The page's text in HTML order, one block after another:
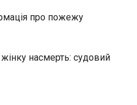
про пожежу
жінку насмерть: судовий